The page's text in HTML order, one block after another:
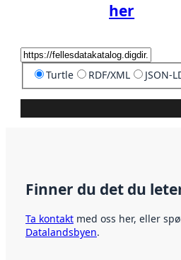
her
Turtle RDF/XML JSON-
Finner du det du
Ta kontakt med oss her, eller
Datalandsbyen.